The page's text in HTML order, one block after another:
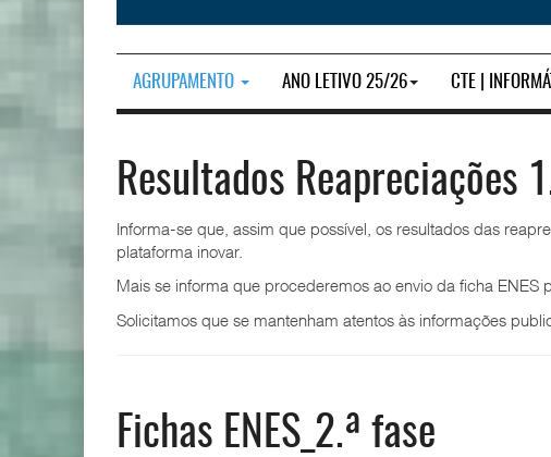
AGRUPAMENTO ANO LETIVO 25/26 CTE |
Resultados Reapreciações
Informa-se que, assim que possível, os resultados das
plataforma inovar.
Mais se informa que procederemos ao envio da ficha ENES
Solicitamos que se mantenham atentos às informações
Fichas ENES_2.ª fase